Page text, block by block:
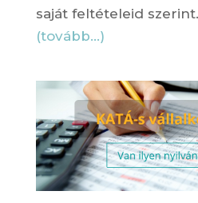
saját feltételeid
(tovább…)